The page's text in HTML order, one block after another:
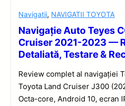
Navigatii, NAVIGATII TOYOTA
Navigație Auto Teyes
Cruiser 2021-2023 —
Detaliată, Testare &
Review complet al navigației
Toyota Land Cruiser J300
Octa-core, Android 10, ecran